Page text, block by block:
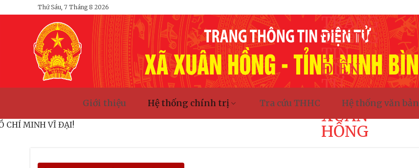
qua
Thứ Sáu, 7 Tháng 8 2026
TRANG
THÔNG
TIN
ĐIỆN
TỬ
XÃ
XUÂN
HỒNG
Giới thiệu Hệ thống chính trị Tra cứu THHC Hệ thống văn bản
TỊCH HỒ CHÍ MINH VĨ ĐẠI!